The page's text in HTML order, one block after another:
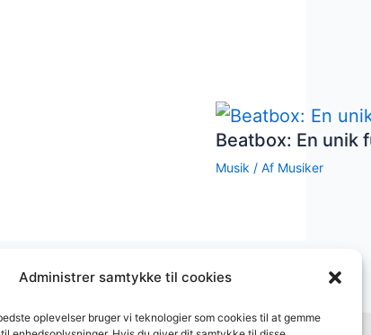
Administrer samtykke til cookies
oplevelser bruger vi teknologier som cookies til at gemme
Beatbox: En unik
Musik / Af Musiker